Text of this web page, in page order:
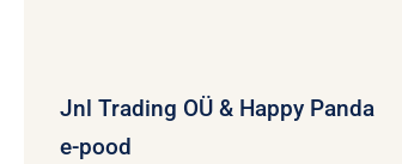
Jnl Trading OÜ & Happy Panda
e-pood